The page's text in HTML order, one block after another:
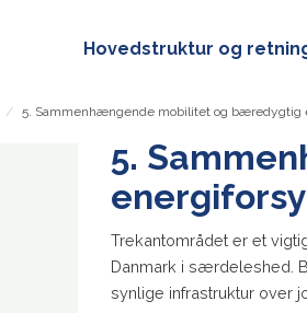
Hovedstruktur og
/ 5. Sammenhængende mobilitet og bæredygtig
5.
Trekantområdet er et
Danmark i særdeleshed.
synlige infrastruktur over